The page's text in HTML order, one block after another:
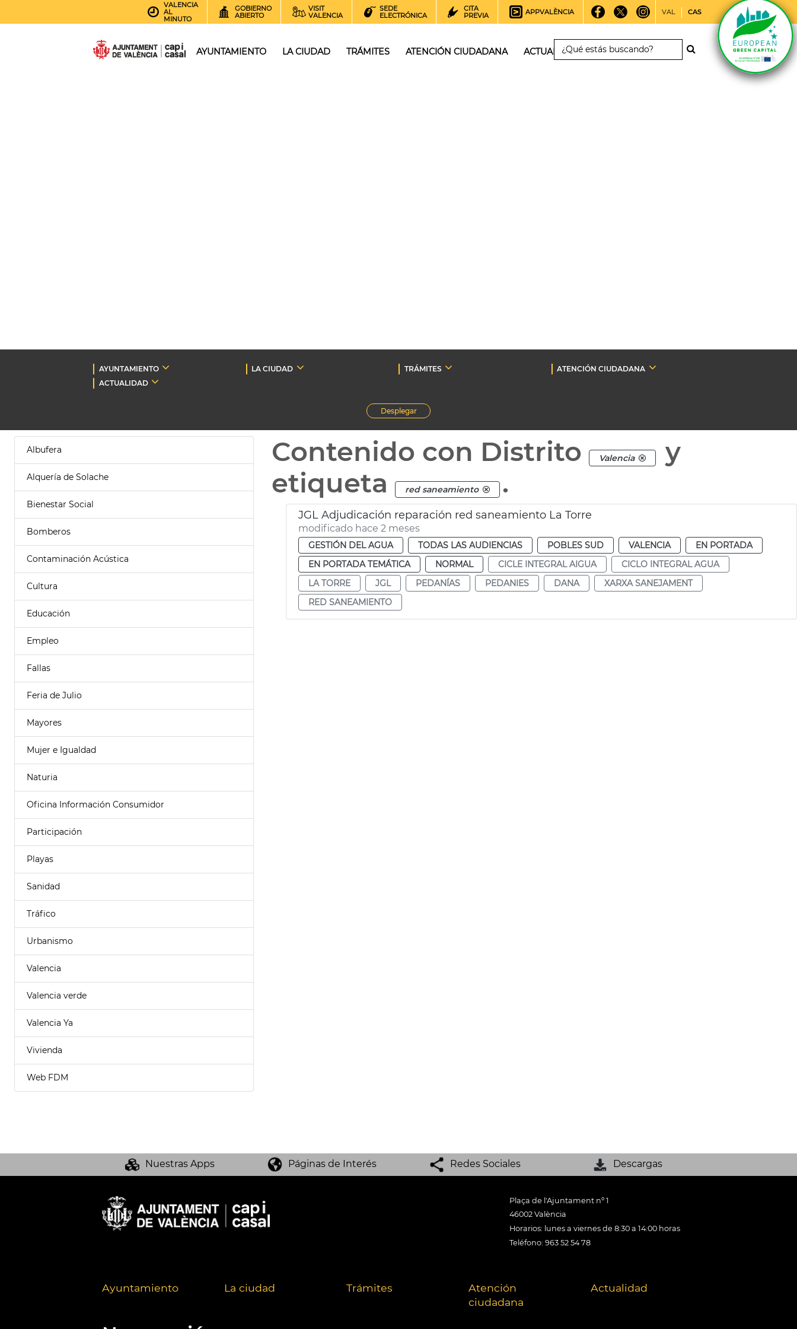
VALENCIA
AL
MINUTO
GOBIERNO
ABIERTO
VISIT
VALENCIA
SEDE
ELECTRÓNICA
CITA
PREVIA
APPVALÈNCIA VAL CAS
AYUNTAMIENTO LA CIUDAD TRÁMITES ATENCIÓN CIUDADANA ACTUALIDAD
AYUNTAMIENTO LA CIUDAD TRÁMITES
ATENCIÓN CIUDADANA
ACTUALIDAD
Desplegar
Albufera
Alquería de Solache
Bienestar Social
Bomberos
Contaminación Acústica
Cultura
Educación
Empleo
Fallas
Feria de Julio
Mayores
Mujer e Igualdad
Naturia
Oficina Información Consumidor
Participación
Playas
Sanidad
Tráfico
Urbanismo
Valencia
Valencia verde
Valencia Ya
Vivienda
Web FDM
Contenido con Distrito Valencia
y
etiqueta
red saneamiento .
JGL Adjudicación reparación red saneamiento La Torre
modificado hace 2 meses
GESTIÓN DEL AGUA TODAS LAS AUDIENCIAS POBLES SUD VALENCIA
EN PORTADA
EN PORTADA TEMÁTICA
NORMAL CICLE INTEGRAL AIGUA
CICLO INTEGRAL AGUA
LA TORRE
JGL PEDANÍAS PEDANIES DANA
XARXA SANEJAMENT
RED SANEAMIENTO
Nuestras Apps Páginas de Interés Redes Sociales Descargas
Plaça de l'Ajuntament nº 1
46002 València
Horarios: lunes a viernes de 8:30 a 14:00 horas
Teléfono: 963 52 54 78
Ayuntamiento La ciudad Trámites
Atención
ciudadana
Actualidad